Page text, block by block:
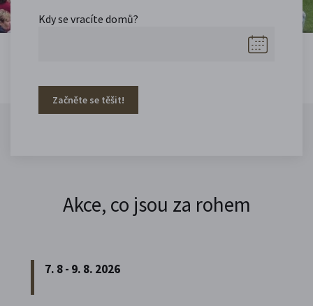
Kdy se vracíte domů?
Začněte se těšit!
Akce, co jsou za rohem
7. 8 - 9. 8. 2026